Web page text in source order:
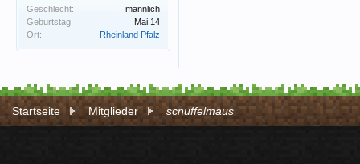
Geschlecht:
männlich
Geburtstag:
Mai 14
Ort:
Rheinland Pfalz
Startseite Mitglieder scnuffelmaus